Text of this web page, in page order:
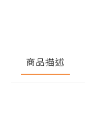
商品描述